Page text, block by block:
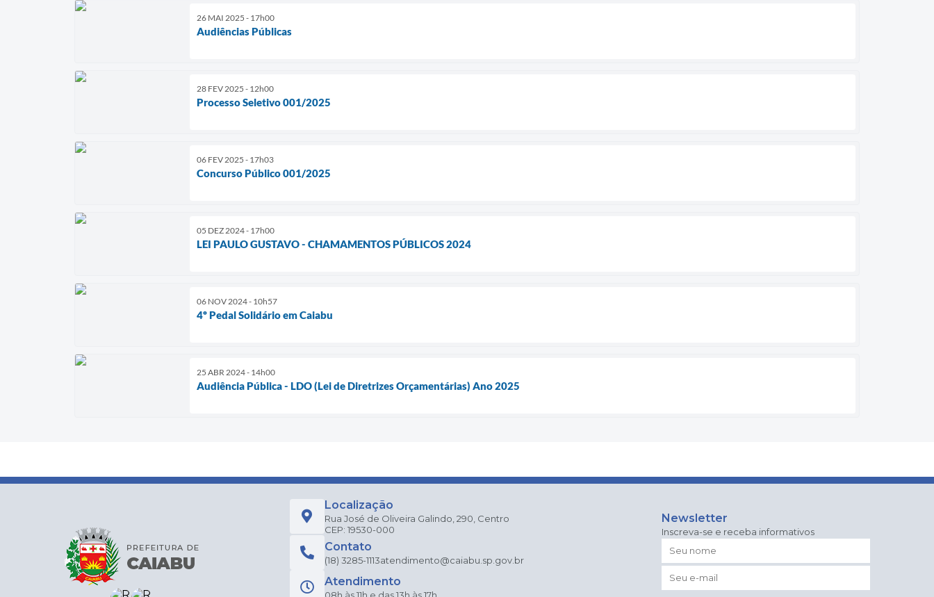
26 MAI 2025 - 17h00
Audiências Públicas
28 FEV 2025 - 12h00
Processo Seletivo 001/2025
06 FEV 2025 - 17h03
Concurso Público 001/2025
05 DEZ 2024 - 17h00
LEI PAULO GUSTAVO - CHAMAMENTOS PÚBLICOS 2024
06 NOV 2024 - 10h57
4º Pedal Solidário em Caiabu
25 ABR 2024 - 14h00
Audiência Pública - LDO (Lei de Diretrizes Orçamentárias) Ano 2025
Localização
Rua José de Oliveira Galindo, 290, Centro
CEP: 19530-000
Contato
(18) 3285-1113atendimento@caiabu.sp.gov.br
Atendimento
08h às 11h e das 13h às 17h
Newsletter
Inscreva-se e receba informativos